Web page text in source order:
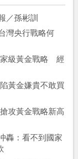
／孫彬訓
灣央行戰略何
家級黃金戰略 經
黃金嫌貴不敢買
攻黃金戰略新高
轟：看不到國家